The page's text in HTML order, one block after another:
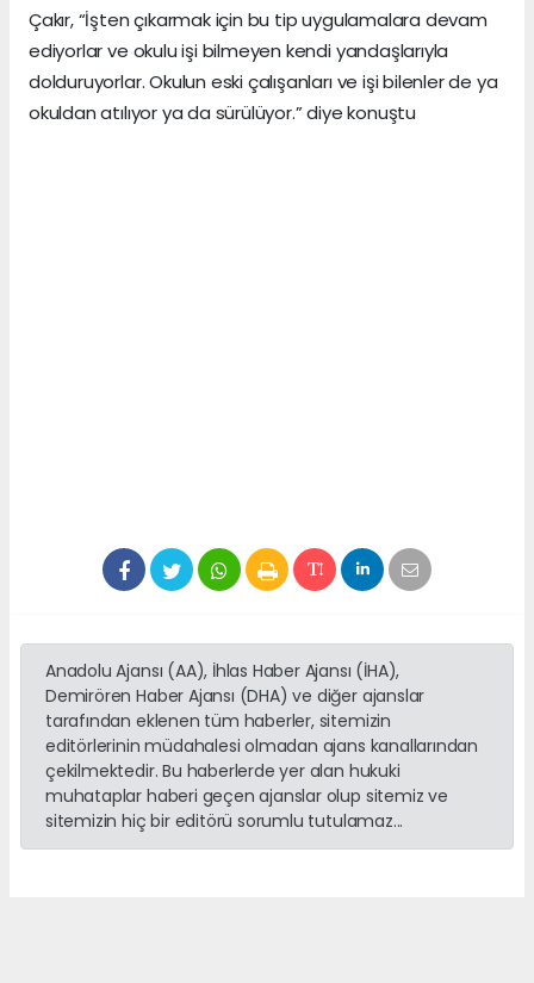
Çakır, “İşten çıkarmak için bu tip uygulamalara devam
ediyorlar ve okulu işi bilmeyen kendi yandaşlarıyla
dolduruyorlar. Okulun eski çalışanları ve işi bilenler de ya
okuldan atılıyor ya da sürülüyor.” diye konuştu
Anadolu Ajansı (AA), İhlas Haber Ajansı (İHA),
Demirören Haber Ajansı (DHA) ve diğer ajanslar
tarafından eklenen tüm haberler, sitemizin
editörlerinin müdahalesi olmadan ajans kanallarından
çekilmektedir. Bu haberlerde yer alan hukuki
muhataplar haberi geçen ajanslar olup sitemiz ve
sitemizin hiç bir editörü sorumlu tutulamaz...